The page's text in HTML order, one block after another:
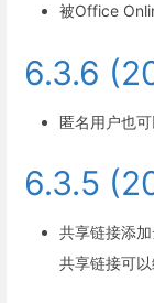
被Office
6.3.6
匿名用户也
6.3.5
共享链接添
共享链接可